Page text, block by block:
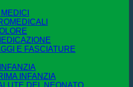
E FASCIATURE
INFANZIA
DEL NEONATO